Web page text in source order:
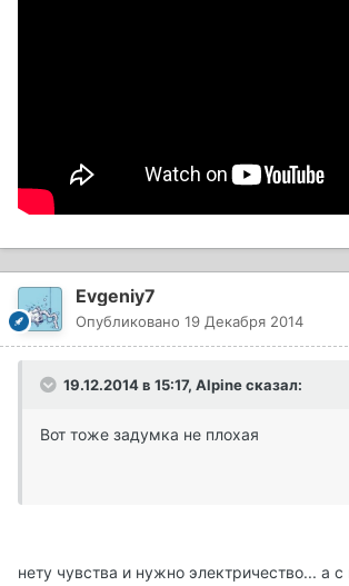
Evgeniy7
Опубликовано 19 Декабря 2014
19.12.2014 в 15:17, Alpine сказал:
Вот тоже задумка не плохая
нету чувства и нужно электричество... а